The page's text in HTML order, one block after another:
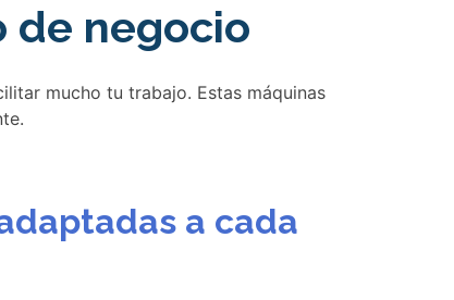
de negocio
mucho tu trabajo. Estas máquinas
a cada